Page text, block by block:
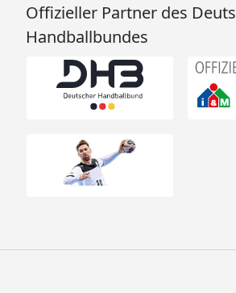
Offizieller Partner des
Handballbundes